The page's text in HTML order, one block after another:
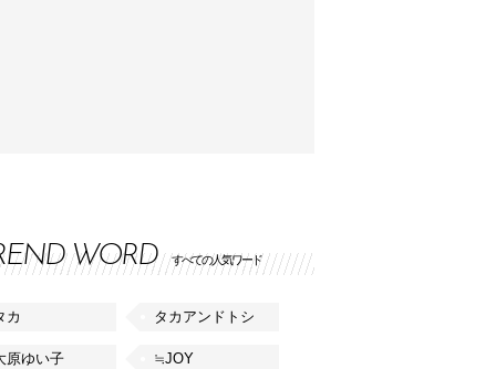
WORD すべての人気ワード
カ タカアンドトシ
原ゆい子 ≒JOY